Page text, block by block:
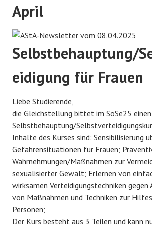
April
Selbstbehauptung/
eidigung für Frauen
Liebe Studierende,
die Gleichstellung bittet im SoSe25 einen
Selbstbehauptung/
Inhalte des Kurses sind: Sensibilisierung
Gefahrensituationen für Frauen;
Wahrnehmungen/Maßnahmen zur
sexualisierter Gewalt; Erlernen von
wirksamen Verteidigungstechniken
von Maßnahmen und Techniken zur
Personen;
Der Kurs besteht aus 3 Teilen und kann